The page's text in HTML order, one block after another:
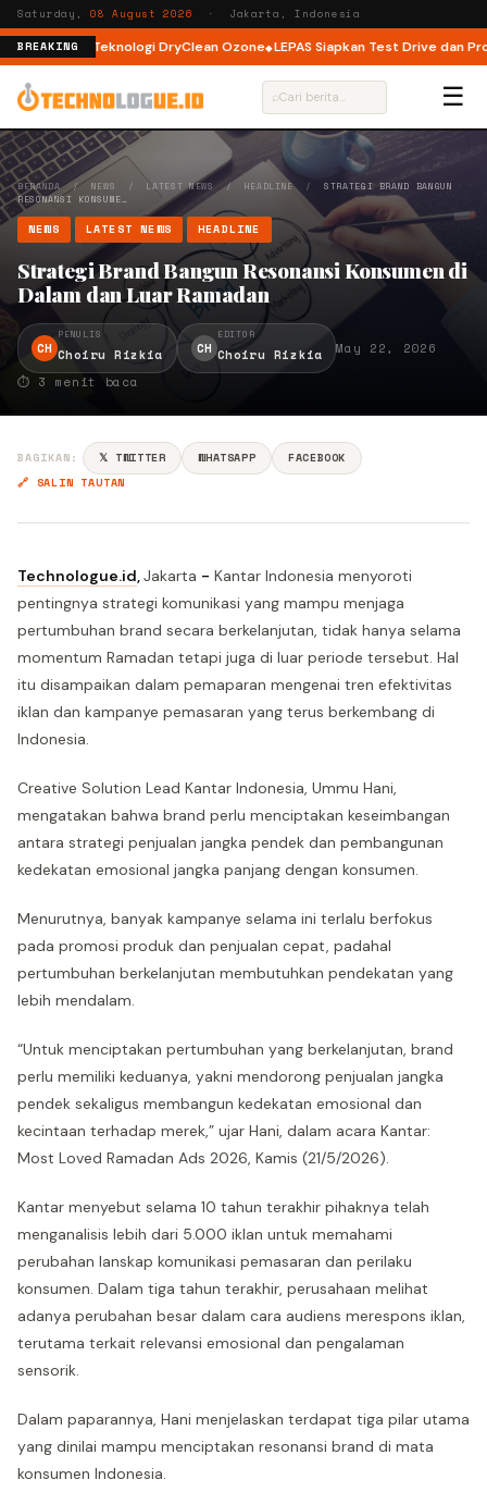
Saturday,08 August 2026 · Jakarta, Indonesia
BREAKING
dengan Teknologi DryClean Ozone LEPAS Siapkan Test Drive dan
⌕ ☰
BERANDA/ NEWS / LATEST NEWS / HEADLINE/STRATEGI BRAND BANGUN
RESONANSI KONSUME…
NEWS LATEST NEWS HEADLINE
Strategi Brand Bangun Resonansi Konsumen di
Dalam dan Luar Ramadan
CH
PENULIS
Choiru Rizkia CH
EDITOR
Choiru Rizkia
May 22, 2026
⏱ 3 menit baca
BAGIKAN: 𝕏 TWITTER WHATSAPP
FACEBOOK
🔗 SALIN TAUTAN
Technologue.id,Jakarta - Kantar Indonesia menyoroti
pentingnya strategi komunikasi yang mampu menjaga
pertumbuhan brand secara berkelanjutan, tidak hanya selama
momentum Ramadan tetapi juga di luar periode tersebut. Hal
itu disampaikan dalam pemaparan mengenai tren efektivitas
iklan dan kampanye pemasaran yang terus berkembang di
Indonesia.
Creative Solution Lead Kantar Indonesia, Ummu Hani,
mengatakan bahwa brand perlu menciptakan keseimbangan
antara strategi penjualan jangka pendek dan pembangunan
kedekatan emosional jangka panjang dengan konsumen.
Menurutnya, banyak kampanye selama ini terlalu berfokus
pada promosi produk dan penjualan cepat, padahal
pertumbuhan berkelanjutan membutuhkan pendekatan yang
lebih mendalam.
“Untuk menciptakan pertumbuhan yang berkelanjutan, brand
perlu memiliki keduanya, yakni mendorong penjualan jangka
pendek sekaligus membangun kedekatan emosional dan
kecintaan terhadap merek,” ujar Hani, dalam acara Kantar:
Most Loved Ramadan Ads 2026, Kamis (21/5/2026).
Kantar menyebut selama 10 tahun terakhir pihaknya telah
menganalisis lebih dari 5.000 iklan untuk memahami
perubahan lanskap komunikasi pemasaran dan perilaku
konsumen. Dalam tiga tahun terakhir, perusahaan melihat
adanya perubahan besar dalam cara audiens merespons iklan,
terutama terkait relevansi emosional dan pengalaman
sensorik.
Dalam paparannya, Hani menjelaskan terdapat tiga pilar utama
yang dinilai mampu menciptakan resonansi brand di mata
konsumen Indonesia.